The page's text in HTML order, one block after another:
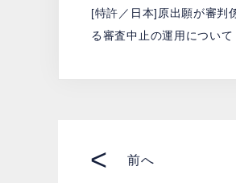
[特許／日本]原出願が審判
る審査中止の運用について
< 前へ